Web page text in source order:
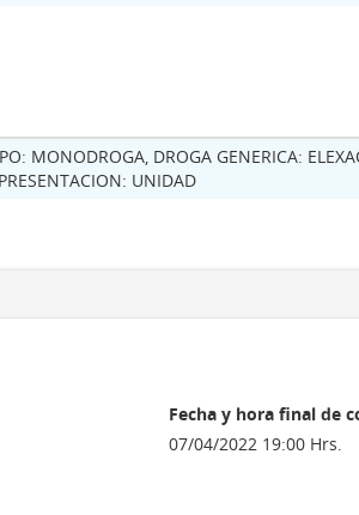
MONODROGA, DROGA GENERICA:
UNIDAD
Fecha y hora final de
07/04/2022 19:00 Hrs.